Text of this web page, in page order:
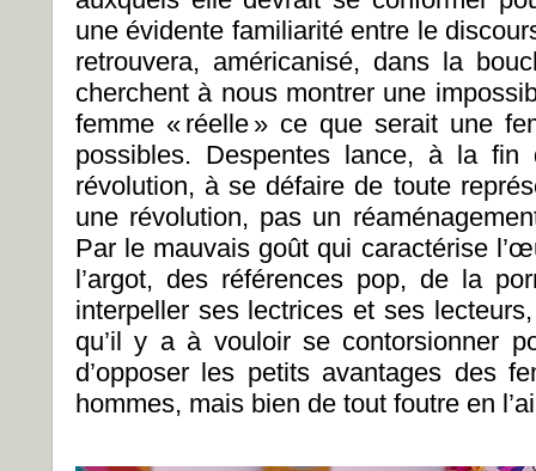
une évidente familiarité entre le
retrouvera, américanisé, dans la
cherchent à nous montrer une
femme « réelle » ce que serait une
possibles. Despentes lance, à la
révolution, à se défaire de toute
une révolution, pas un
Par le mauvais goût qui caractérise
l’argot, des références pop, de la
interpeller ses lectrices et ses
qu’il y a à vouloir se contorsionner
d’opposer les petits avantages des
hommes, mais bien de tout foutre en